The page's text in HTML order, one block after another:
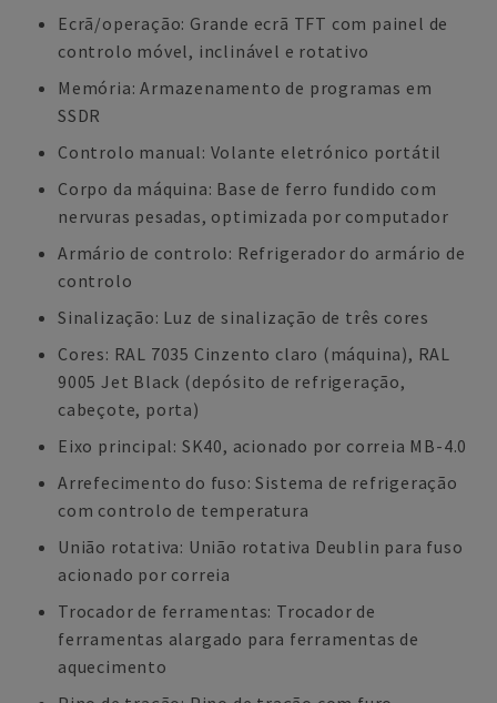
Ecrã/operação: Grande ecrã TFT com painel de
controlo móvel, inclinável e rotativo
Memória: Armazenamento de programas em
SSDR
Controlo manual: Volante eletrónico portátil
Corpo da máquina: Base de ferro fundido com
nervuras pesadas, optimizada por computador
Armário de controlo: Refrigerador do armário de
controlo
Sinalização: Luz de sinalização de três cores
Cores: RAL 7035 Cinzento claro (máquina), RAL
9005 Jet Black (depósito de refrigeração,
cabeçote, porta)
Eixo principal: SK40, acionado por correia MB-4.0
Arrefecimento do fuso: Sistema de refrigeração
com controlo de temperatura
União rotativa: União rotativa Deublin para fuso
acionado por correia
Trocador de ferramentas: Trocador de
ferramentas alargado para ferramentas de
aquecimento